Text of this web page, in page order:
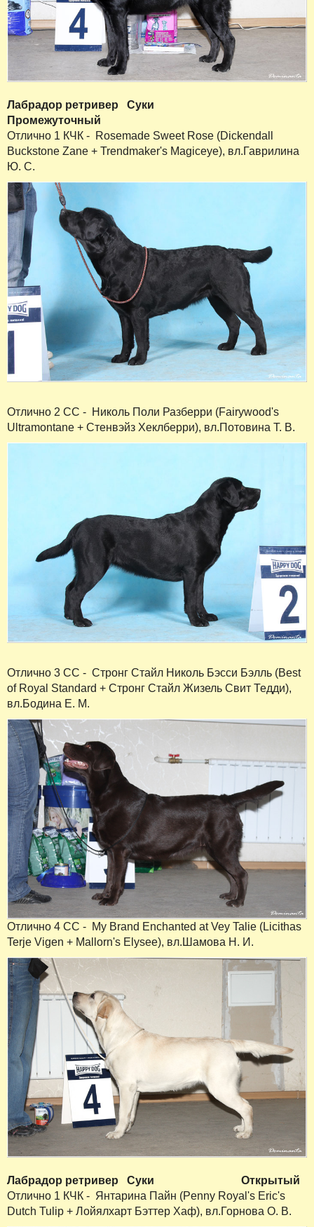
Лабрадор ретривер
Суки
Промежуточный
Отлично 1 КЧК - Rosemade Sweet Rose (Dickendall
Buckstone Zane + Trendmaker's Magiceye), вл.Гаврилина
Ю. С.
Отлично 2 СС - Николь Поли Разберри (Fairywood's
Ultramontane + Стенвэйз Хеклберри), вл.Потовина Т. В.
Отлично 3 СС - Стронг Стайл Николь Бэсси Бэлль (Best
of Royal Standard + Стронг Стайл Жизель Свит Тедди),
вл.Бодина Е. М.
Отлично 4 СС - My Brand Enchanted at Vey Talie (Licithas
Terje Vigen + Mallorn's Elysee), вл.Шамова Н. И.
Лабрадор ретривер Суки
Открытый
Отлично 1 КЧК - Янтарина Пайн (Penny Royal's Eric's
Dutch Tulip + Лойялхарт Бэттер Хаф), вл.Горнова О. В.